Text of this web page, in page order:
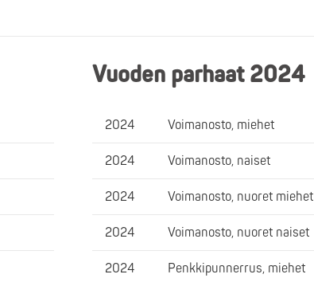
Vuoden parhaat 2024
2024 Voimanosto, miehet
2024 Voimanosto, naiset
2024 Voimanosto, nuoret miehet
2024 Voimanosto, nuoret naiset
2024 Penkkipunnerrus, miehet